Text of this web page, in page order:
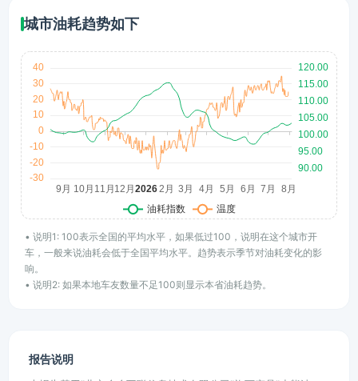
城市油耗趋势如下
• 说明1: 100表示全国的平均水平，如果低过100，说明在这个城市开
车，一般来说油耗会低于全国平均水平。趋势表示季节对油耗变化的影
响。
• 说明2: 如果本地车友数量不足100则显示本省油耗趋势。
报告说明